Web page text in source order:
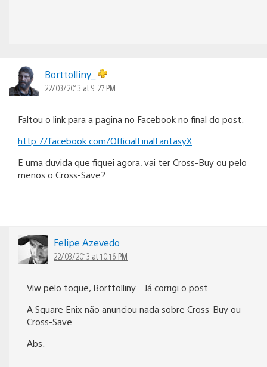
Borttolliny_
22/03/2013 at 9:27 PM
Faltou o link para a pagina no Facebook no final do post.
http://facebook.com/OfficialFinalFantasyX
E uma duvida que fiquei agora, vai ter Cross-Buy ou pelo
menos o Cross-Save?
Felipe Azevedo
22/03/2013 at 10:16 PM
Vlw pelo toque, Borttolliny_. Já corrigi o post.
A Square Enix não anunciou nada sobre Cross-Buy ou
Cross-Save.
Abs.